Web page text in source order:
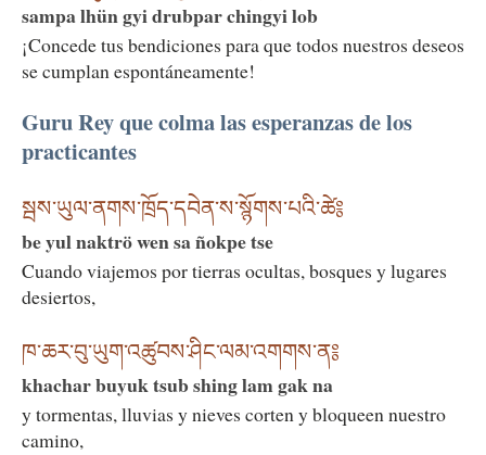
sampa lhün gyi drubpar chingyi lob
¡Concede tus bendiciones para que todos nuestros deseos
se cumplan espontáneamente!
Guru Rey que colma las esperanzas de los
practicantes
སྦས་ཡུལ་ནགས་ཁྲོད་དབེན་ས་སྙོགས་པའི་ཚེ༔
be yul naktrö wen sa ñokpe tse
Cuando viajemos por tierras ocultas, bosques y lugares
desiertos,
ཁ་ཆར་བུ་ཡུག་འཚུབས་ཤིང་ལམ་འགགས་ན༔
khachar buyuk tsub shing lam gak na
y tormentas, lluvias y nieves corten y bloqueen nuestro
camino,